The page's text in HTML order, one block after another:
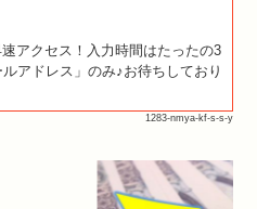
アクセス！入力時間はたったの3
アドレス」のみ♪お待ちしており
1283-nmya-kf-s-s-y